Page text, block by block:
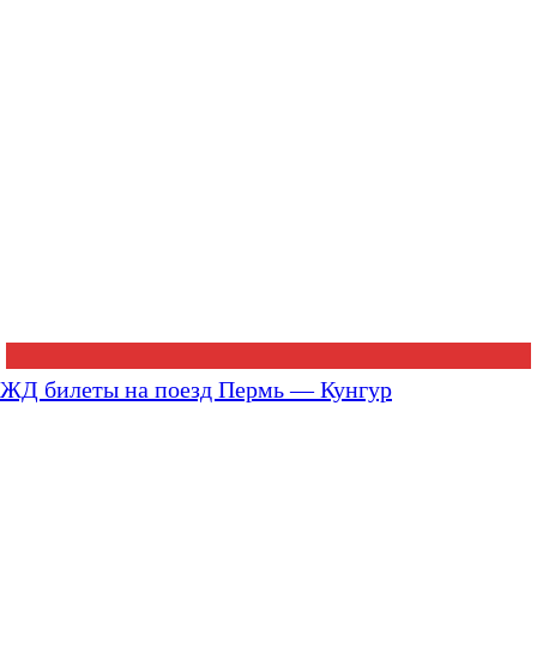
ЖД билеты на поезд Пермь — Кунгур